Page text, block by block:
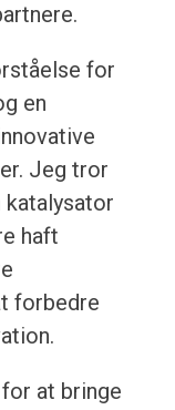
for
en
Jeg tror
haft
forbedre
at bringe